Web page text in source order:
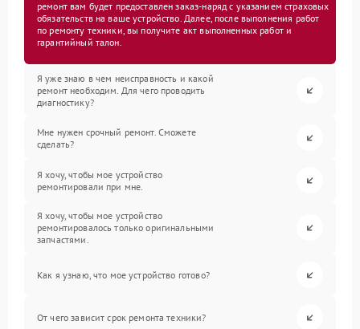
ремонт вам будет предоставлен заказ-наряд с указанием страховых
обязательств на ваше устройство. Далее, после выполнения работ
по ремонту техники, вы получите акт выполненных работ и
гарантийный талон.
Я уже знаю в чем неисправность и какой
ремонт необходим. Для чего проводить
диагностику?
Мне нужен срочный ремонт. Сможете
сделать?
Я хочу, чтобы мое устройство
ремонтировали при мне.
Я хочу, чтобы мое устройство
ремонтировалось только оригинальными
запчастями.
Как я узнаю, что мое устройство готово?
От чего зависит срок ремонта техники?